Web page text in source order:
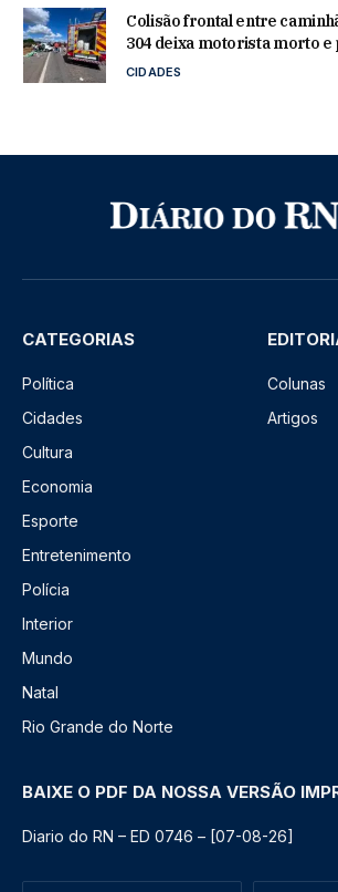
Colisão frontal entre
304 deixa motorista morto
CIDADES
CATEGORIAS
Política
Cidades
Cultura
Economia
Esporte
Entretenimento
Polícia
Interior
Mundo
Natal
Rio Grande do Norte
Colunas
Artigos
BAIXE O PDF DA NOSSA VERSÃO
Diario do RN – ED 0746 – [07-08-26]